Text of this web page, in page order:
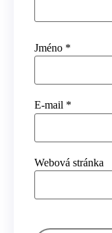
Jméno *
E-mail *
Webová stránka